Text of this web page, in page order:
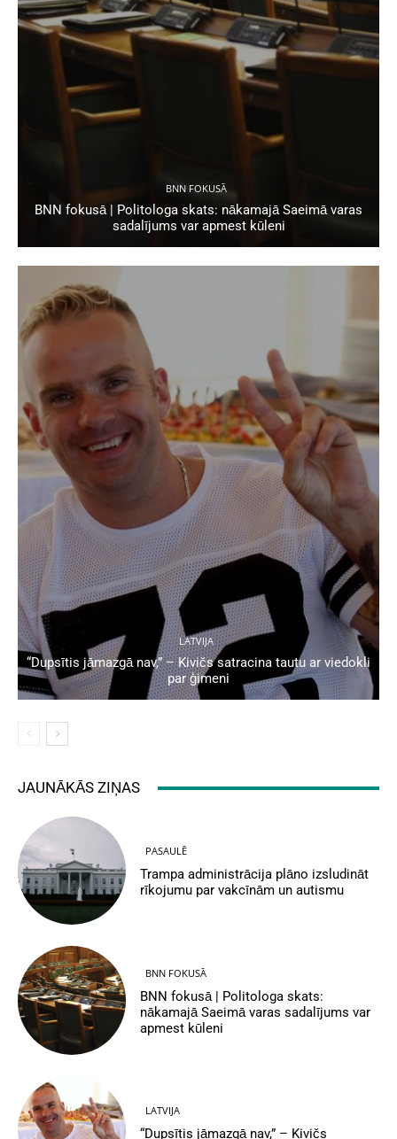
BNN FOKUSĀ
BNN fokusā | Politologa skats: nākamajā Saeimā varas
sadalījums var apmest kūleni
LATVIJA
“Dupsītis jāmazgā nav,” – Kivičs satracina tautu ar viedokli
par ģimeni
JAUNĀKĀS ZIŅAS
PASAULĒ
Trampa administrācija plāno izsludināt
rīkojumu par vakcīnām un autismu
BNN FOKUSĀ
BNN fokusā | Politologa skats:
nākamajā Saeimā varas sadalījums var
apmest kūleni
LATVIJA
“Dupsītis jāmazgā nav,” – Kivičs